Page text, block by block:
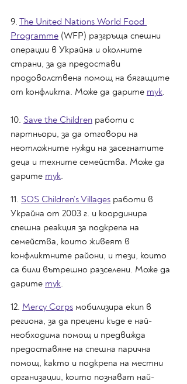
9. The United Nations World Food
Programme (WFP) разгръща спешни
операции в Украйна и околните
страни, за да предостави
продоволствена помощ на бягащите
от конфликта. Може да дарите тук.
10. Save the Children работи с
партньори, за да отговори на
неотложните нужди на засегнатите
деца и техните семейства. Може да
дарите тук.
11. SOS Children’s Villages работи в
Украйна от 2003 г. и координира
спешна реакция за подкрепа на
семейства, които живеят в
конфликтните райони, и тези, които
са били вътрешно разселени. Може да
дарите тук.
12. Mercy Corps мобилизира екип в
региона, за да прецени къде е най-
необходима помощ и предвижда
предоставяне на спешна парична
помощ, както и подкрепа на местни
организации, които познават най-